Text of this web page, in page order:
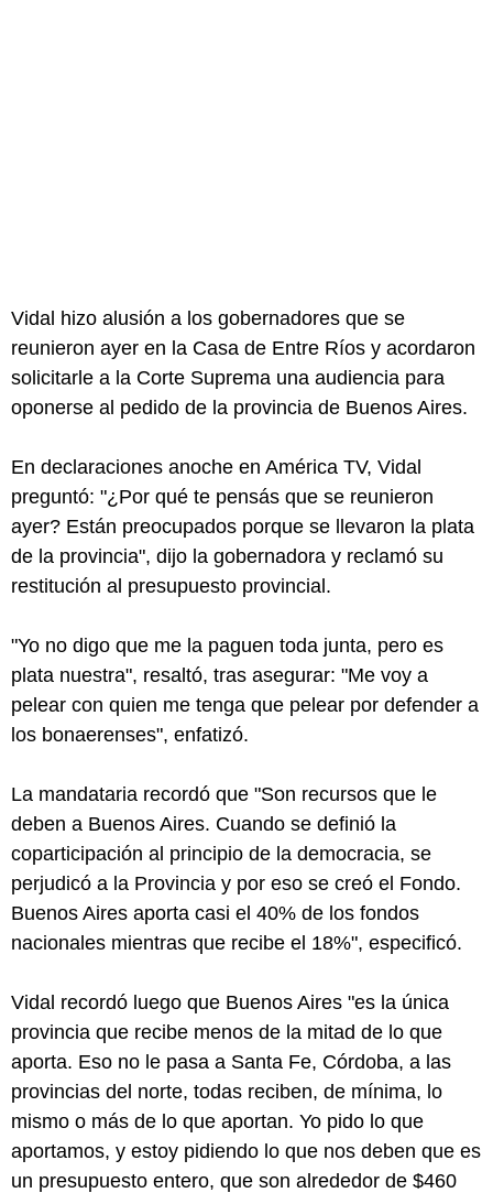
Vidal hizo alusión a los gobernadores que se
reunieron ayer en la Casa de Entre Ríos y acordaron
solicitarle a la Corte Suprema una audiencia para
oponerse al pedido de la provincia de Buenos Aires.
En declaraciones anoche en América TV, Vidal
preguntó: "¿Por qué te pensás que se reunieron
ayer? Están preocupados porque se llevaron la plata
de la provincia", dijo la gobernadora y reclamó su
restitución al presupuesto provincial.
"Yo no digo que me la paguen toda junta, pero es
plata nuestra", resaltó, tras asegurar: "Me voy a
pelear con quien me tenga que pelear por defender a
los bonaerenses", enfatizó.
La mandataria recordó que "Son recursos que le
deben a Buenos Aires. Cuando se definió la
coparticipación al principio de la democracia, se
perjudicó a la Provincia y por eso se creó el Fondo.
Buenos Aires aporta casi el 40% de los fondos
nacionales mientras que recibe el 18%", especificó.
Vidal recordó luego que Buenos Aires "es la única
provincia que recibe menos de la mitad de lo que
aporta. Eso no le pasa a Santa Fe, Córdoba, a las
provincias del norte, todas reciben, de mínima, lo
mismo o más de lo que aportan. Yo pido lo que
aportamos, y estoy pidiendo lo que nos deben que es
un presupuesto entero, que son alrededor de $460